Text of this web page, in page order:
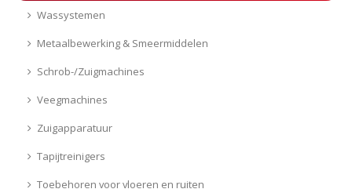
Wassystemen
Metaalbewerking & Smeermiddelen
Schrob-/Zuigmachines
Veegmachines
Zuigapparatuur
Tapijtreinigers
Toebehoren voor vloeren en ruiten